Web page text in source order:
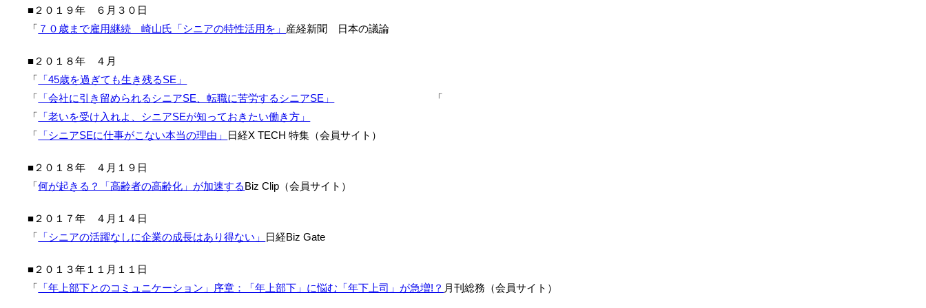
■２０１９年 ６月３０日
「 ７０歳まで雇用継続 崎山氏「シニアの特性活用を」 産経新聞 日本の議論
■２０１８年 ４月
「 「45歳を過ぎても生き残るSE」
「 「会社に引き留められるシニアSE、転職に苦労するシニアSE」
「
「 「老いを受け入れよ、シニアSEが知っておきたい働き方」
「 「シニアSEに仕事がこない本当の理由」 日経X TECH 特集（会員サイト）
■２０１８年 ４月１９日
「何が起きる？「高齢者の高齢化」が加速するBiz Clip（会員サイト）
■２０１７年 ４月１４日
「 「シニアの活躍なしに企業の成長はあり得ない」 日経Biz Gate
■２０１３年１１月１１日
「 「年上部下とのコミュニケーション」序章：「年上部下」に悩む「年下上司」が急増!？ 月刊総務（会員サイト）